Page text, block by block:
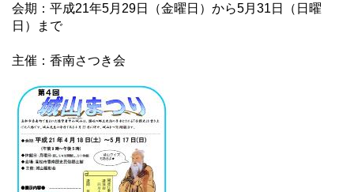
会期：平成21年5月29日（金曜日）から5月31日（日曜
日）まで
主催：香南さつき会